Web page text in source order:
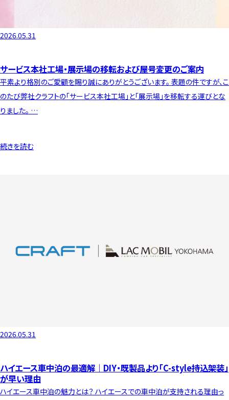
2026.05.31
サービス本社工場・展示場の移転および屋号変更のご案内
平素より格別のご愛顧を賜り誠にありがとうございます。 表題の件ですが、こ
のたび弊社クラフトの「サービス本社工場」と「展示場」を移転する運びとな
りました。 …
続きを読む
2026.05.31
ハイエース車中泊の最適解｜DIY・既製品より「C-style持込架装」
が早い理由
ハイエース車中泊の魅力とは？ ハイエースでの車中泊が支持される理由っ